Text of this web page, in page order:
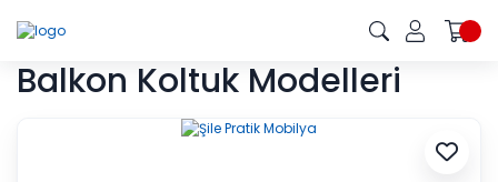
Balkon Koltuk Modelleri